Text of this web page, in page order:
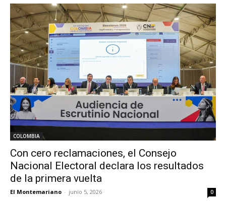
COLOMBIA
Con cero reclamaciones, el Consejo
Nacional Electoral declara los resultados
de la primera vuelta
El Montemariano - junio 5, 2026 0